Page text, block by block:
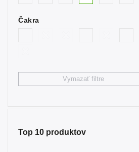
Hematit 0
Čakra
Vymazať filtre
Top 10 produktov